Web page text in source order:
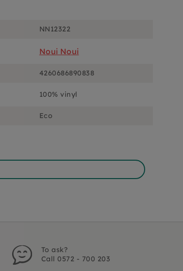
NN12322
Noui Noui
4260686890838
100% vinyl
Eco
To ask?
Call 0572 - 700 203